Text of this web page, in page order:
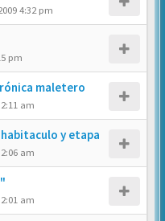
4:32 pm
pm
maletero
am
y etapa
am
am